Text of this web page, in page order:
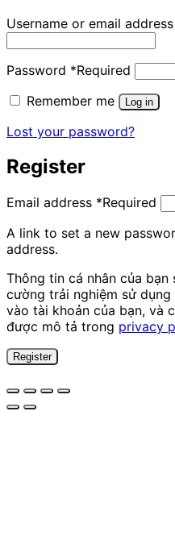
Username or email address
Password *Required
Remember me
Log in
Lost your password?
Register
Email address *Required
A link to set a new
address.
Thông tin cá nhân của
cường trải nghiệm sử
vào tài khoản của bạn, và
được mô tả trong privacy
Register